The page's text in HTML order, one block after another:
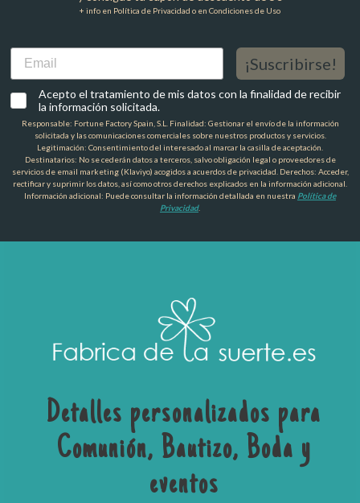
+ info en Política de Privacidad o en Condiciones de Uso
Email
¡Suscribirse!
Acepto el tratamiento de mis datos con la finalidad de recibir
la información solicitada.
Responsable: Fortune Factory Spain, S.L. Finalidad: Gestionar el envío de la información
solicitada y las comunicaciones comerciales sobre nuestros productos y servicios.
Legitimación: Consentimiento del interesado al marcar la casilla de aceptación.
Destinatarios: No se cederán datos a terceros, salvo obligación legal o proveedores de
servicios de email marketing (Klaviyo) acogidos a acuerdos de privacidad. Derechos: Acceder,
rectificar y suprimir los datos, así como otros derechos explicados en la información adicional.
Información adicional: Puede consultar la información detallada en nuestra Política de
Privacidad.
Detalles personalizados para
Comunión, Bautizo, Boda y
eventos